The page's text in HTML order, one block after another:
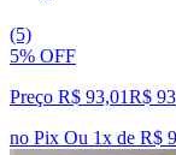
(5)
5% OFF
Preço R$ 93,01R$ 93
no Pix Ou 1x de R$